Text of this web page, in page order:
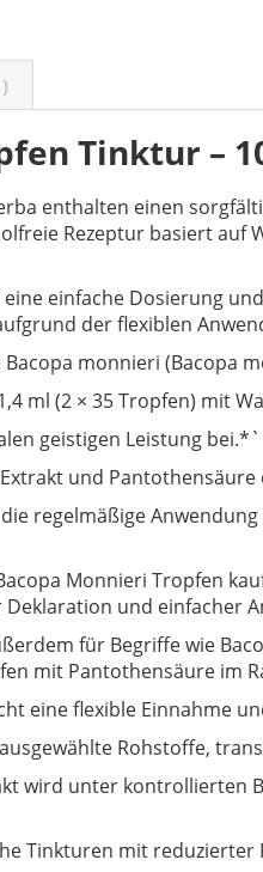
Tinktur –
enthalten einen
Rezeptur basiert
einfache Dosierung
der flexiblen
monnieri (Bacopa
ml (2 × 35 Tropfen) mit
geistigen Leistung bei.*`
und
regelmäßige
Monnieri Tropfen
und einfacher
für Begriffe wie
mit Pantothensäure im
eine flexible Einnahme
Rohstoffe,
wird unter kontrollierten
Tinkturen mit